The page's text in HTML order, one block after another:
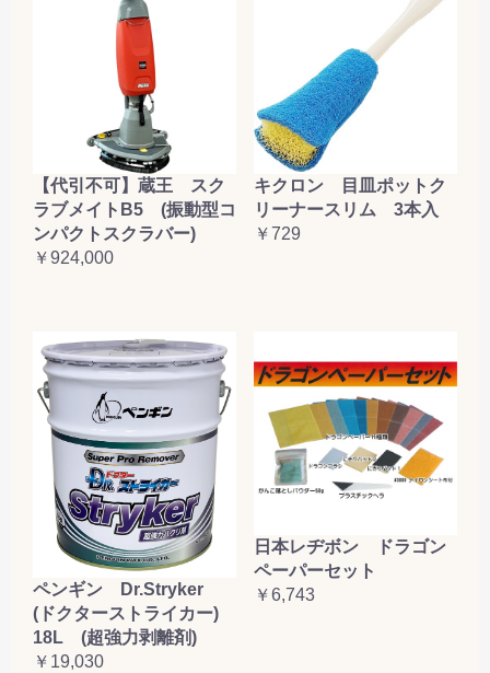
【代引不可】蔵王 スク
ラブメイトB5 (振動型コ
ンパクトスクラバー)
￥924,000
キクロン 目皿ポットク
リーナースリム 3本入
￥729
ペンギン Dr.Stryker
(ドクターストライカー)
18L (超強力剥離剤)
￥19,030
日本レヂボン ドラゴン
ペーパーセット
￥6,743